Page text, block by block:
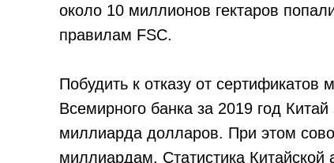
около 10 миллионов гектаров
правилам FSC.
Побудить к отказу от
Всемирного банка за 2019 год
миллиарда долларов. При этом
миллиардам. Статистика Китайской